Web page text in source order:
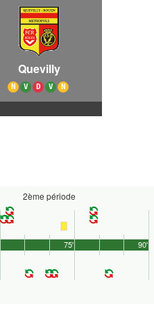
Quevilly
N V D V N
2ème période
90'
75'